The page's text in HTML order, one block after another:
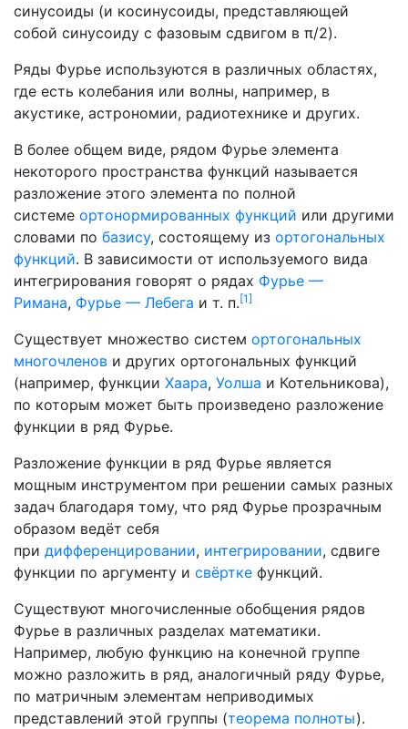
синусоиды (и косинусоиды, представляющей
собой синусоиду с фазовым сдвигом в π/2).
Ряды Фурье используются в различных областях,
где есть колебания или волны, например, в
акустике, астрономии, радиотехнике и других.
В более общем виде, рядом Фурье элемента
некоторого пространства функций называется
разложение этого элемента по полной
системе ортонормированных функций или другими
словами по базису, состоящему из ортогональных
функций. В зависимости от используемого вида
интегрирования говорят о рядах Фурье —
Римана, Фурье — Лебега и т. п.[1]
Существует множество систем ортогональных
многочленов и других ортогональных функций
(например, функции Хаара, Уолша и Котельникова),
по которым может быть произведено разложение
функции в ряд Фурье.
Разложение функции в ряд Фурье является
мощным инструментом при решении самых разных
задач благодаря тому, что ряд Фурье прозрачным
образом ведёт себя
при дифференцировании, интегрировании, сдвиге
функции по аргументу и свёртке функций.
Существуют многочисленные обобщения рядов
Фурье в различных разделах математики.
Например, любую функцию на конечной группе
можно разложить в ряд, аналогичный ряду Фурье,
по матричным элементам неприводимых
представлений этой группы (теорема полноты).